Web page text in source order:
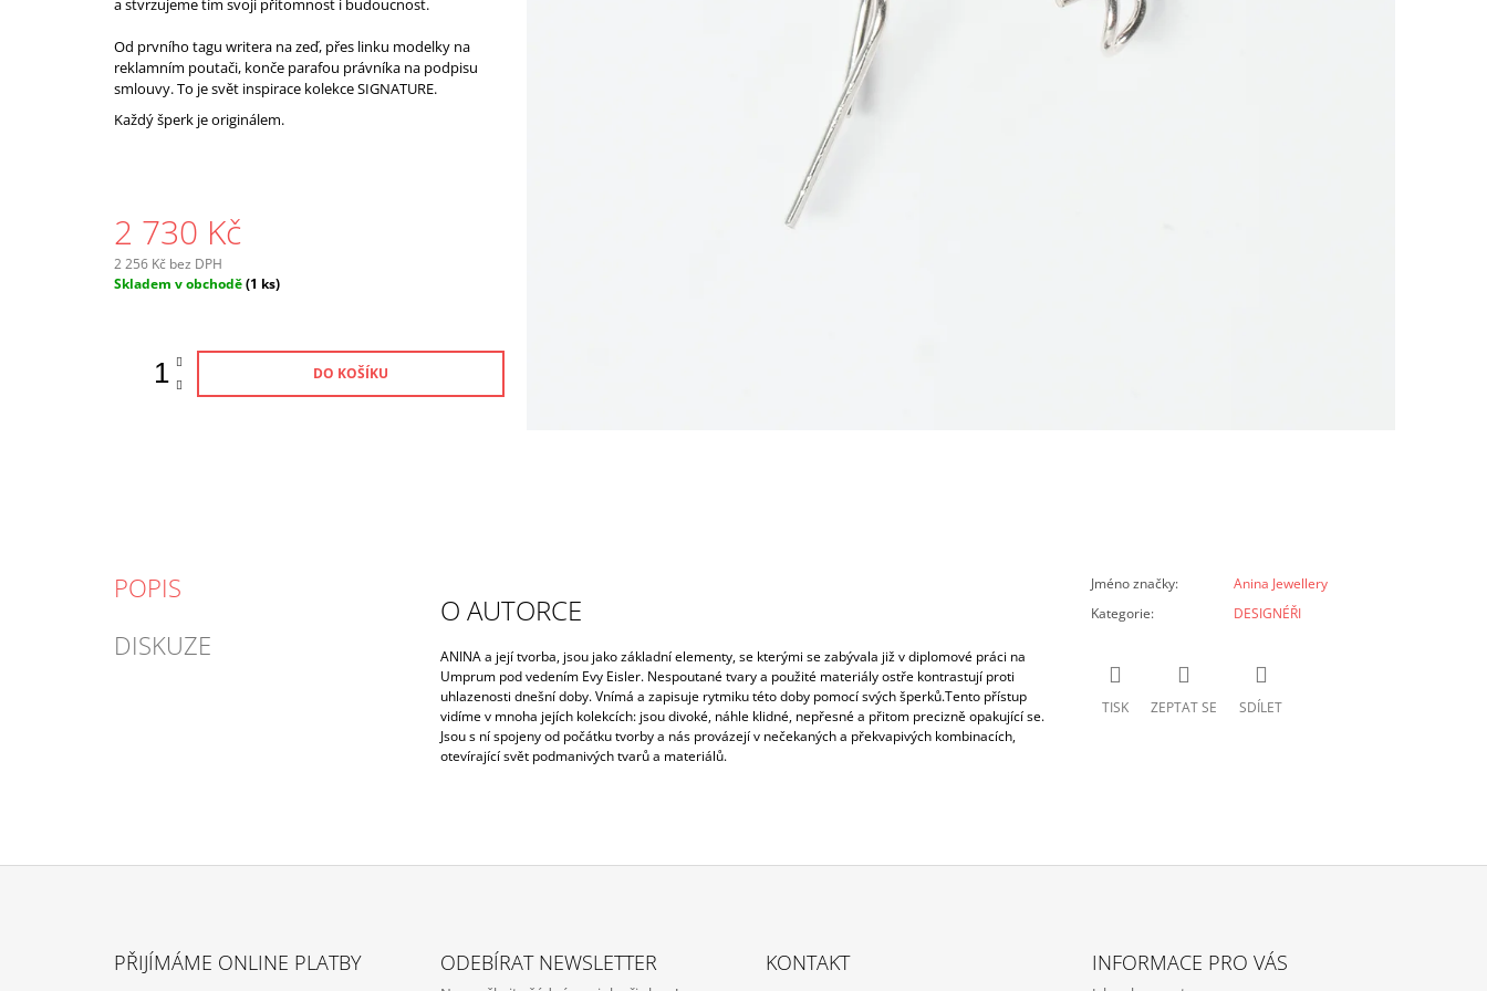
a stvrzujeme tím svoji přítomnost i budoucnost.
Od prvního tagu writera na zeď, přes linku modelky na
reklamním poutači, konče parafou právníka na podpisu
smlouvy. To je svět inspirace kolekce SIGNATURE.
Každý šperk je originálem.
2 730 Kč
2 256 Kč bez DPH
Měrná
Skladem v obchodě(1 ks)
DO KOŠÍKU
POPIS
DISKUZE
O AUTORCE
ANINA a její tvorba, jsou jako základní elementy, se kterými se zabývala již v diplomové práci na
Umprum pod vedením Evy Eisler. Nespoutané tvary a použité materiály ostře kontrastují proti
uhlazenosti dnešní doby. Vnímá a zapisuje rytmiku této doby pomocí svých šperků.Tento přístup
vidíme v mnoha jejích kolekcích: jsou divoké, náhle klidné, nepřesné a přitom precizně opakující se.
Jsou s ní spojeny od počátku tvorby a nás provázejí v nečekaných a překvapivých kombinacích,
otevírající svět podmanivých tvarů a materiálů.
Jméno značky:
Anina Jewellery
Kategorie: DESIGNÉŘI
TISK ZEPTAT SE SDÍLET
PŘIJÍMÁME ONLINE PLATBY ODEBÍRAT NEWSLETTER KONTAKT INFORMACE PRO VÁS